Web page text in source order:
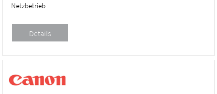
Netzbetrieb